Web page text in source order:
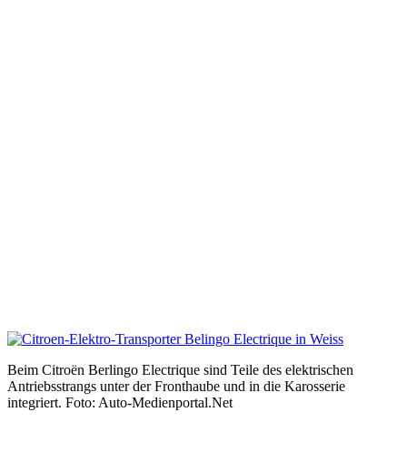
Beim Citroën Berlingo Electrique sind Teile des elektrischen
Antriebsstrangs unter der Fronthaube und in die Karosserie
integriert. Foto: Auto-Medienportal.Net